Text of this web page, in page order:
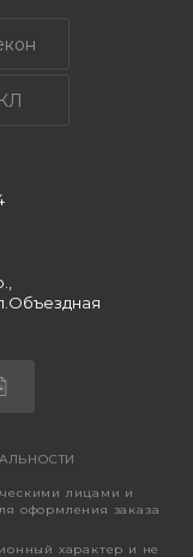
лицами и
оформления заказа
характер и не